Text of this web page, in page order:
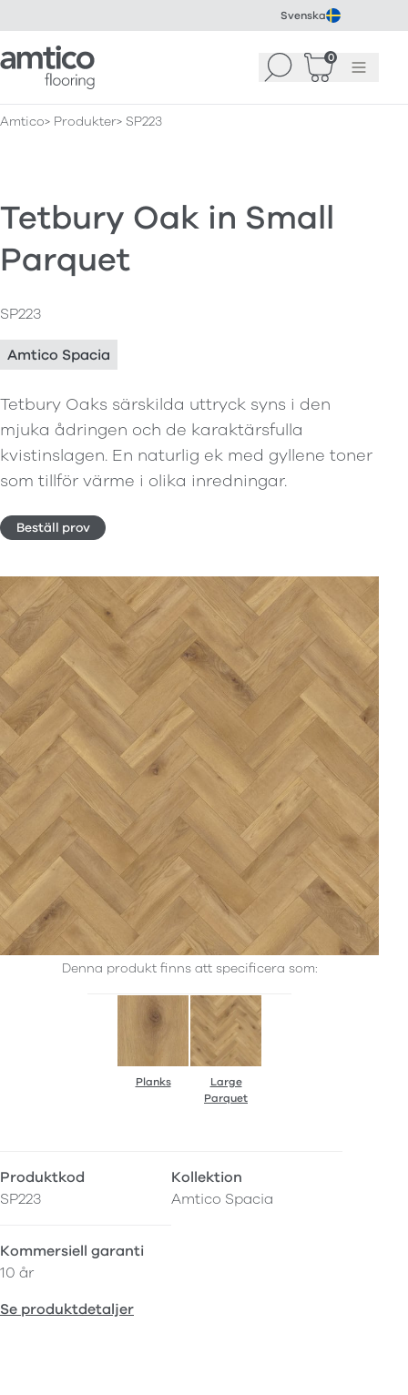
Svenska
Amtico Flooring Sök 0
Korg 0)Meny
Amtico Produkter SP223
Tetbury Oak in Small
Parquet
SP223
Amtico Spacia
Tetbury Oaks särskilda uttryck syns i den
mjuka ådringen och de karaktärsfulla
kvistinslagen. En naturlig ek med gyllene toner
som tillför värme i olika inredningar.
Beställ prov
Denna produkt finns att specificera som:
Planks
Large
Parquet
Produktkod
SP223
Kollektion
Amtico Spacia
Kommersiell garanti
10 år
Se produktdetaljer